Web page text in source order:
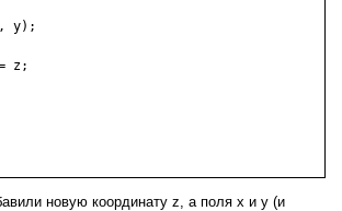
y);
z;
новую координату z, а поля x и y (и